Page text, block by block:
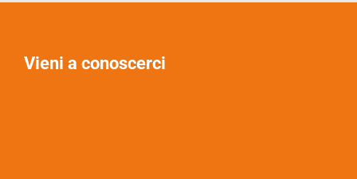
Vieni a conoscerci